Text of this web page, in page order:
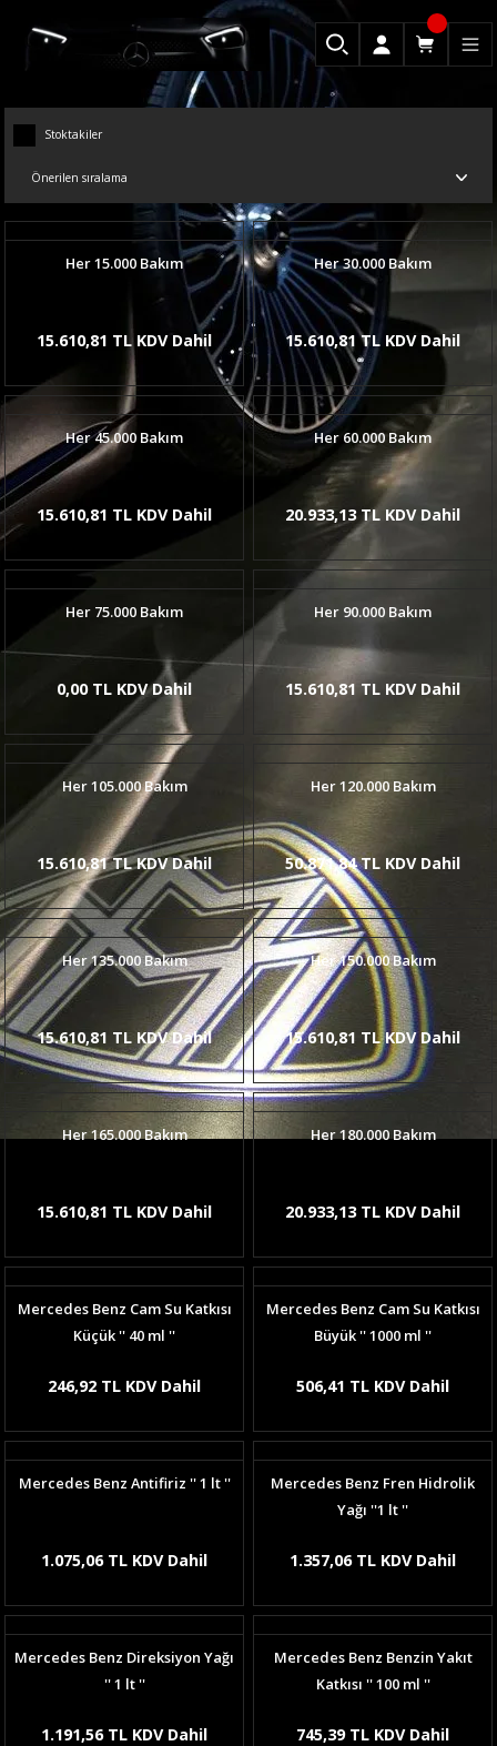
Stoktakiler
Her 15.000 Bakım
15.610,81 TL KDV Dahil
Her 30.000 Bakım
15.610,81 TL KDV Dahil
Her 45.000 Bakım
15.610,81 TL KDV Dahil
Her 60.000 Bakım
20.933,13 TL KDV Dahil
Her 75.000 Bakım
0,00 TL KDV Dahil
Her 90.000 Bakım
15.610,81 TL KDV Dahil
Her 105.000 Bakım
15.610,81 TL KDV Dahil
Her 120.000 Bakım
50.871,84 TL KDV Dahil
Her 135.000 Bakım
15.610,81 TL KDV Dahil
Her 150.000 Bakım
15.610,81 TL KDV Dahil
Her 165.000 Bakım
15.610,81 TL KDV Dahil
Her 180.000 Bakım
20.933,13 TL KDV Dahil
Mercedes Benz Cam Su Katkısı
Küçük '' 40 ml ''
246,92 TL KDV Dahil
Mercedes Benz Cam Su Katkısı
Büyük '' 1000 ml ''
506,41 TL KDV Dahil
Mercedes Benz Antifiriz '' 1 lt ''
1.075,06 TL KDV Dahil
Mercedes Benz Fren Hidrolik
Yağı ''1 lt ''
1.357,06 TL KDV Dahil
Mercedes Benz Direksiyon Yağı
'' 1 lt ''
1.191,56 TL KDV Dahil
Mercedes Benz Benzin Yakıt
Katkısı '' 100 ml ''
745,39 TL KDV Dahil